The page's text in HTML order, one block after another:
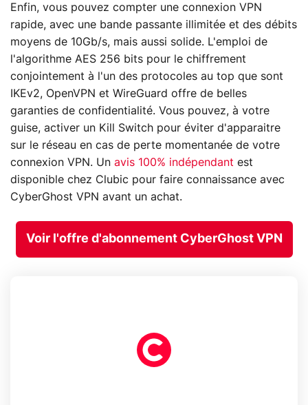
Enfin, vous pouvez compter une connexion VPN
rapide, avec une bande passante illimitée et des débits
moyens de 10Gb/s, mais aussi solide. L'emploi de
l'algorithme AES 256 bits pour le chiffrement
conjointement à l'un des protocoles au top que sont
IKEv2, OpenVPN et WireGuard offre de belles
garanties de confidentialité. Vous pouvez, à votre
guise, activer un Kill Switch pour éviter d'apparaitre
sur le réseau en cas de perte momentanée de votre
connexion VPN. Un avis 100% indépendant est
disponible chez Clubic pour faire connaissance avec
CyberGhost VPN avant un achat.
Voir l'offre d'abonnement CyberGhost VPN